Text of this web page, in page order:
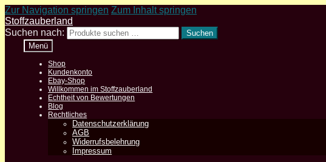
Zur Navigation springen Zum Inhalt springen
Stoffzauberland
Suchen nach:
Suchen
Menü
Shop
Kundenkonto
Ebay-Shop
Willkommen im Stoffzauberland
Echtheit von Bewertungen
Blog
Rechtliches
Datenschutzerklärung
AGB
Widerrufsbelehrung
Impressum